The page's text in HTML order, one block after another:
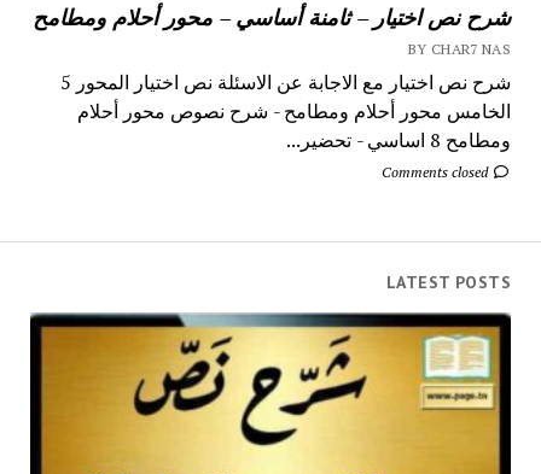
شرح نص اختيار – ثامنة أساسي – محور أحلام ومطامح
BY CHAR7 NAS
شرح نص اختيار مع الاجابة عن الاسئلة نص اختيار المحور 5
الخامس محور أحلام ومطامح - شرح نصوص محور أحلام
ومطامح 8 اساسي - تحضير...
Comments closed
LATEST POSTS